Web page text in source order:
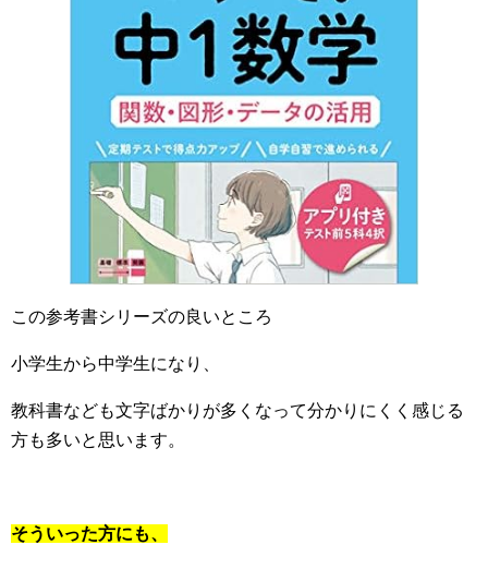
この参考書シリーズの良いところ
小学生から中学生になり、
教科書なども文字ばかりが多くなって分かりにくく感じる
方も多いと思います。
そういった方にも、